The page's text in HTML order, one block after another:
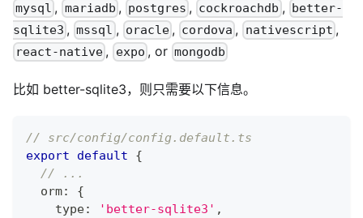
mysql , mariadb , postgres , cockroachdb , better-
sqlite3 ,mssql , oracle, cordova , nativescript ,
react-native , expo , or mongodb
比如 better-sqlite3，则只需要以下信息。
// src/config/config.default.ts
export
default
{
// ...
  orm
:
{
    type
: 'better-sqlite3' ,